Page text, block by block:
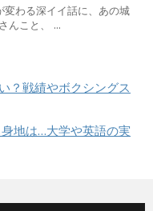
わる深イイ話に、あの城
んこと、 ...
？戦績やボクシングス
地は…大学や英語の実